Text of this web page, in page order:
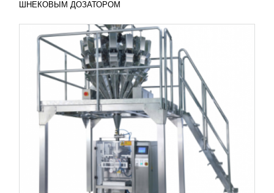
ШНЕКОВЫМ ДОЗАТОРОМ
ВЕРТИКАЛЬНО-УПАКОВОЧНЫЕ МАШИНЫ
GOLFPACK
138 415RUB
Отличный пример ручной термоусадочной
машины GOLFPACK 5540 станет надежным
помощником для упаковки всевозможной
продукции (косметики, полиргафии,...
ПОДРОБНЕЕ
Добавить в сравнение